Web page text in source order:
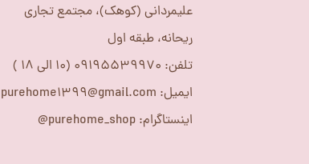
علیمردانی (کوهک)، مجتمع تجاری
ریحانه، طبقه اول
تلفن: 09195539970 (10 الی 18 )
ایمیل: purehome1399@gmail.com
اینستاگرام: purehome_shop@